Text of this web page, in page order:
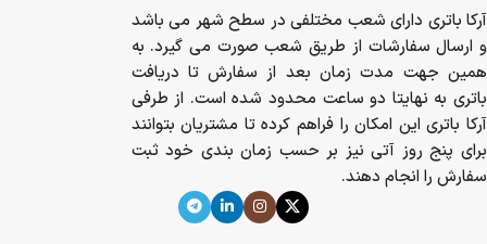
آرکا باتری دارای شعب مختلفی در سطح شهر می باشد
و ارسال سفارشات از طریق شعب صورت می گیرد. به
همین جهت مدت زمان بعد از سفارش تا دریافت
باتری به نهایتا دو ساعت محدود شده است. از طرفی
آرکا باتری این امکان را فراهم کرده تا مشتریان بتوانند
برای پنج روز آتی نیز بر حسب زمان بندی خود ثبت
سفارش را انجام دهند.